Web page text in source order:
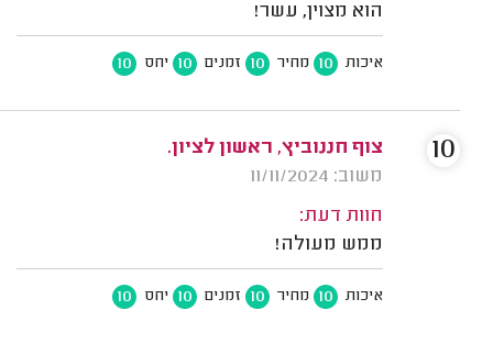
הוא מצוין, עשר!
איכות 10 מחיר 10 זמנים 10 יחס 10
צוף חננוביץ, ראשון לציון.
משוב: 11/11/2024
חוות דעת:
ממש מעולה!
איכות 10 מחיר 10 זמנים 10 יחס 10
10